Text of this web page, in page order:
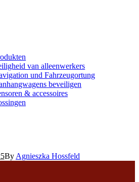
van alleenwerkers
und Fahrzeugortung
beveiligen
& accessoires
By Agnieszka Hossfeld